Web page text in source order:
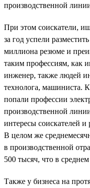
производственной
При этом соискатели,
за год успели
миллиона резюме и
таким профессиям, как
инженер, также людей
технолога, машиниста.
попали профессии
производственной
интересы соискателей и
В целом же
в производственной
500 тысяч, что в
Также у бизнеса на